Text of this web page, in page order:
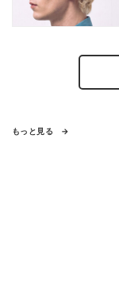
もっと見る